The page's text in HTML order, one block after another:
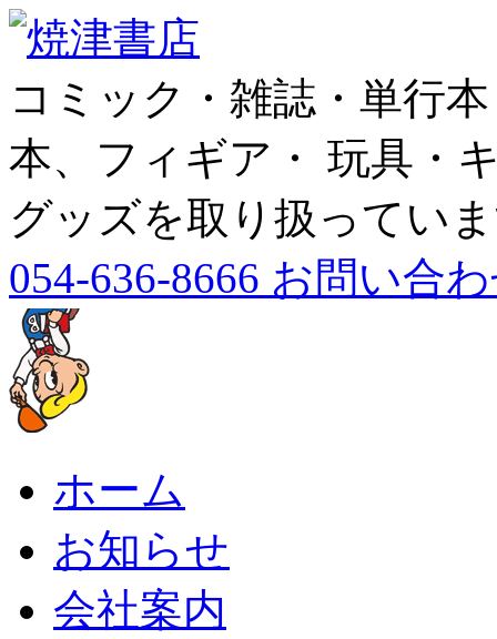
コミック・雑誌・単行
本、フィギア・ 玩具・
グッズを取り扱ってい
054-636-8666 お問い合
ホーム
お知らせ
会社案内